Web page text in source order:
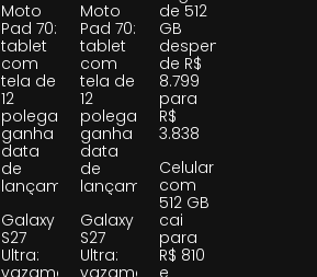
Moto
Pad 70:
tablet
com
tela de
12
polegadas
ganha
data
de
lançamento
Galaxy
S27
Ultra:
Moto
Pad 70:
tablet
com
tela de
12
polegadas
ganha
data
de
lançamento
Galaxy
S27
Ultra:
de 512
GB
despenca
de R$
8.799
para
R$
3.838
Celular
com
512 GB
cai
para
R$ 810